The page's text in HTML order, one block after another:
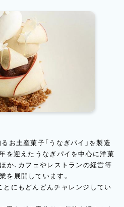
お土産菓子「うなぎパイ」を製造
を迎えたうなぎパイを中心に洋菓
か、カフェやレストランの経営等
を展開しています。
とにもどんどんチャレンジしてい